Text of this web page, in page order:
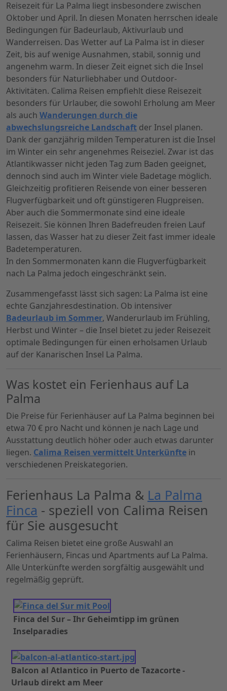
Reisezeit für La Palma liegt insbesondere zwischen
Oktober und April. In diesen Monaten herrschen ideale
Bedingungen für Badeurlaub, Aktivurlaub und
Wanderreisen. Das Wetter auf La Palma ist in dieser
Zeit, bis auf wenige Ausnahmen, stabil, sonnig und
angenehm warm. In dieser Zeit eignet sich die Insel
besonders für Naturliebhaber und Outdoor-
Aktivitäten. Calima Reisen empfiehlt diese Reisezeit
besonders für Urlauber, die sowohl Erholung am Meer
als auch Wanderungen durch die
abwechslungsreiche Landschaft der Insel planen.
Dank der ganzjährig milden Temperaturen ist die Insel
im Winter ein sehr angenehmes Reiseziel. Zwar ist das
Atlantikwasser nicht jeden Tag zum Baden geeignet,
dennoch sind auch im Winter viele Badetage möglich.
Gleichzeitig profitieren Reisende von einer besseren
Flugverfügbarkeit und oft günstigeren Flugpreisen.
Aber auch die Sommermonate sind eine ideale
Reisezeit. Sie können Ihren Badefreuden freien Lauf
lassen, das Wasser hat zu dieser Zeit fast immer ideale
Badetemperaturen.
In den Sommermonaten kann die Flugverfügbarkeit
nach La Palma jedoch eingeschränkt sein.
Zusammengefasst lässt sich sagen: La Palma ist eine
echte Ganzjahresdestination. Ob intensiver
Badeurlaub im Sommer, Wanderurlaub im Frühling,
Herbst und Winter – die Insel bietet zu jeder Reisezeit
optimale Bedingungen für einen erholsamen Urlaub
auf der Kanarischen Insel La Palma.
Was kostet ein Ferienhaus auf La
Palma
Die Preise für Ferienhäuser auf La Palma beginnen bei
etwa 70 € pro Nacht und können je nach Lage und
Ausstattung deutlich höher oder auch etwas darunter
liegen. Calima Reisen vermittelt Unterkünfte in
verschiedenen Preiskategorien.
Ferienhaus La Palma & La Palma
Finca - speziell von Calima Reisen
für Sie ausgesucht
Calima Reisen bietet eine große Auswahl an
Ferienhäusern, Fincas und Apartments auf La Palma.
Alle Unterkünfte werden sorgfältig ausgewählt und
regelmäßig geprüft.
Finca del Sur – Ihr Geheimtipp im grünen
Inselparadies
Balcon al Atlantico in Puerto de Tazacorte -
Urlaub direkt am Meer